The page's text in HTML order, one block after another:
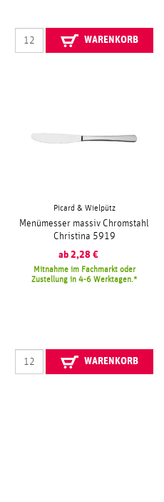
WARENKORB
Picard & Wielpütz
Menümesser massiv Chromstahl
Christina 5919
ab 2,28 €
Mitnahme im Fachmarkt oder
Zustellung in 4-6 Werktagen.
WARENKORB